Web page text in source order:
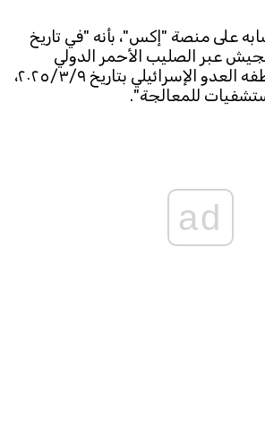
Subscribe to the newsletter
TTV
TTV Plus
على منصة "إكس"، بأنه "في تاريخ
تسلم الجيش عبر الصليب الأحمر الدولي
العسكري الذي اختطفه العدو الإسرائيلي بتاريخ ٢٠٢٥/٣/٩،
للمعالجة".
ad